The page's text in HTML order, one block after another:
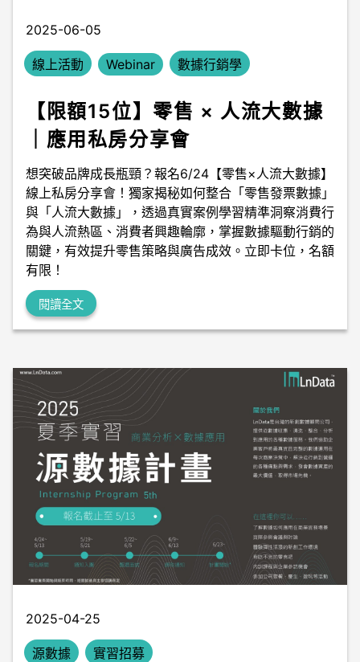
2025-06-05
線上活動 Webinar 數據行銷學
【限額15位】零售 × 人流大數據
｜應用私房分享會
想突破品牌成長瓶頸？報名6/24【零售×人流大數據】
線上私房分享會！獨家揭秘如何整合「零售發票數據」
與「人流大數據」，透過真實案例學習精準洞察消費行
為與人流熱區、消費者興趣輪廓，掌握數據驅動行銷的
關鍵，有效提升零售策略與廣告成效。立即卡位，名額
有限！
閱讀全文
2025-04-25
源數據 實習招募